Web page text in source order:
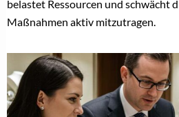
belastet Ressourcen und schwächt
Maßnahmen aktiv mitzutragen.